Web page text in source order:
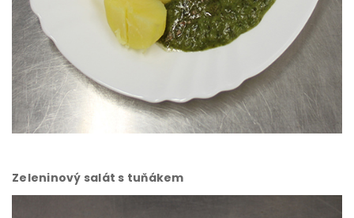
Zeleninový salát s tuňákem